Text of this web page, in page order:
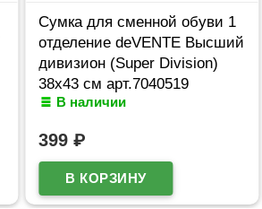
Сумка для сменной обуви 1
отделение deVENTE Высший
дивизион (Super Division)
38х43 см арт.7040519
В наличии
399₽